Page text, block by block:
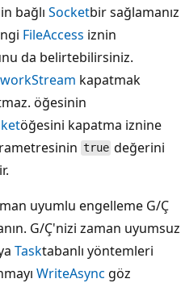
bağlı Socketbir sağlamanız
FileAccess iznin
da belirtebilirsiniz.
kapatmak
öğesinin
öğesini kapatma iznine
true değerini
uyumlu engelleme G/Ç
G/Ç'nizi zaman uyumsuz
Tasktabanlı yöntemleri
WriteAsync göz